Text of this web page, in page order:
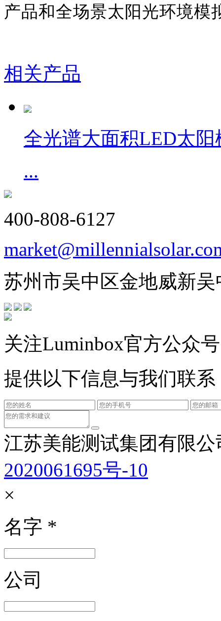
产品和全场景太阳光环境模
相关产品
全光谱大面积LED太阳
...
400-808-6127
苏州市吴中区金地威新
关注Luminbox官方公众号
提供以下信息与我们联
江苏美能测试集团有限公
2020061695号-10
×
名字 *
公司